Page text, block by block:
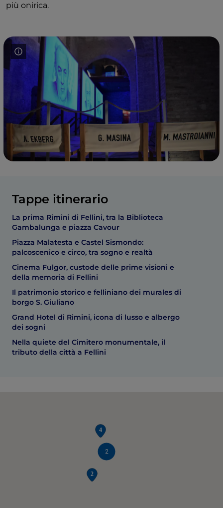
più onirica.
Tappe itinerario
La prima Rimini di Fellini, tra la Biblioteca
Gambalunga e piazza Cavour
Piazza Malatesta e Castel Sismondo:
palcoscenico e circo, tra sogno e realtà
Cinema Fulgor, custode delle prime visioni e
della memoria di Fellini
Il patrimonio storico e felliniano dei murales di
borgo S. Giuliano
Grand Hotel di Rimini, icona di lusso e albergo
dei sogni
Nella quiete del Cimitero monumentale, il
tributo della città a Fellini
2